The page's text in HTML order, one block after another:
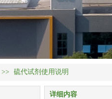
>> 硫代试剂使用说明
详细内容